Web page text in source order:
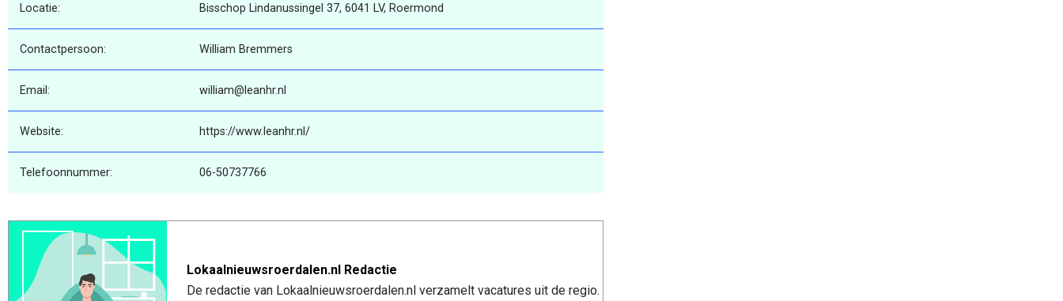
Locatie: Bisschop Lindanussingel 37, 6041 LV, Roermond
Contactpersoon: William Bremmers
Email: william@leanhr.nl
Website: https://www.leanhr.nl/
Telefoonnummer: 06-50737766
Lokaalnieuwsroerdalen.nl Redactie
De redactie van Lokaalnieuwsroerdalen.nl verzamelt vacatures uit de regio.